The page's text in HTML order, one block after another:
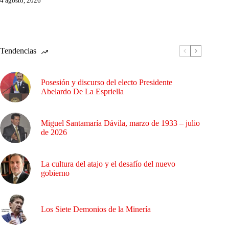
Tendencias
Posesión y discurso del electo Presidente
Abelardo De La Espriella
Miguel Santamaría Dávila, marzo de 1933 – julio
de 2026
La cultura del atajo y el desafío del nuevo
gobierno
Los Siete Demonios de la Minería